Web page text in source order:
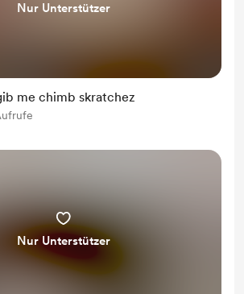
Nur Unterstützer
me chimb skratchez
Nur Unterstützer